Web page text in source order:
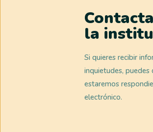
la
Si quieres recibir
inquietudes,
estaremos
electrónico.